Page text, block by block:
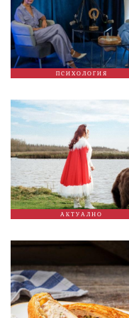
ПСИХОЛОГИЯ
АКТУАЛНО